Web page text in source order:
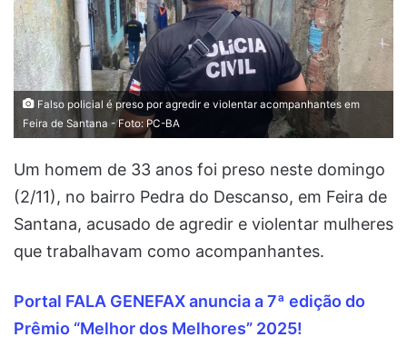
Falso policial é preso por agredir e violentar acompanhantes em
Feira de Santana - Foto: PC-BA
Um homem de 33 anos foi preso neste domingo
(2/11), no bairro Pedra do Descanso, em Feira de
Santana, acusado de agredir e violentar mulheres
que trabalhavam como acompanhantes.
Portal FALA GENEFAX anuncia a 7ª edição do
Prêmio “Melhor dos Melhores” 2025!